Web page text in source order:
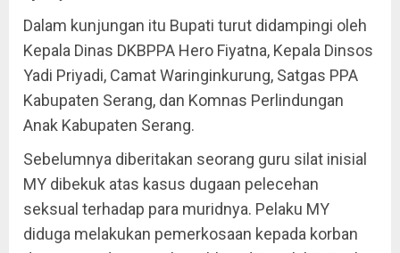
Dalam kunjungan itu Bupati turut didampingi oleh
Kepala Dinas DKBPPA Hero Fiyatna, Kepala Dinsos
Yadi Priyadi, Camat Waringinkurung, Satgas PPA
Kabupaten Serang, dan Komnas Perlindungan
Anak Kabupaten Serang.
Sebelumnya diberitakan seorang guru silat inisial
MY dibekuk atas kasus dugaan pelecehan
seksual terhadap para muridnya. Pelaku MY
diduga melakukan pemerkosaan kepada korban